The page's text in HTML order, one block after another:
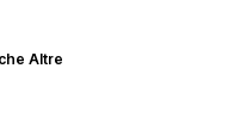
Altre